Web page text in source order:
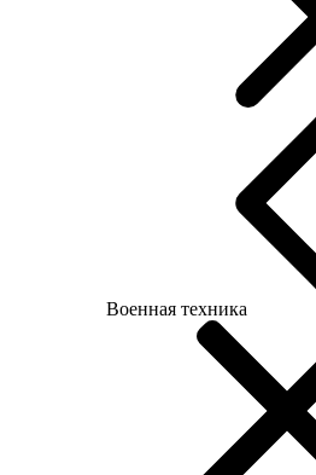
Военная техника